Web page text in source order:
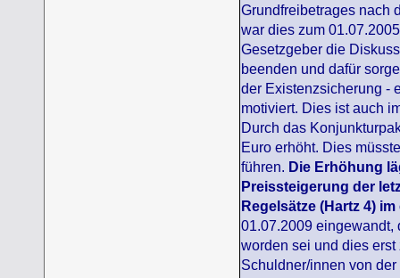
Grundfreibetrages nach
war dies zum
Gesetzgeber die
beenden und dafür
der Existenzsicherung -
motiviert. Dies ist auch
Durch das
Euro erhöht. Dies
führen. Die Erhöhung
Preissteigerung der
Regelsätze (Hartz 4)
01.07.2009 eingewandt,
worden sei und dies
Schuldner/innen von